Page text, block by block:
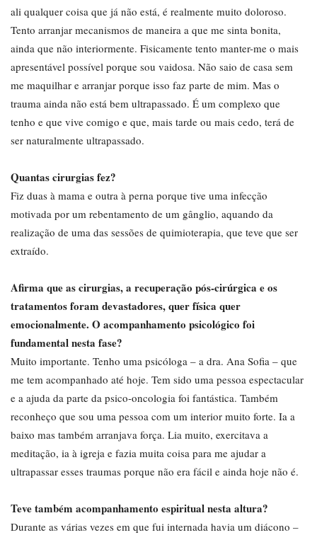
ali qualquer coisa que já não está, é realmente muito doloroso.
Tento arranjar mecanismos de maneira a que me sinta bonita,
ainda que não interiormente. Fisicamente tento manter-me o mais
apresentável possível porque sou vaidosa. Não saio de casa sem
me maquilhar e arranjar porque isso faz parte de mim. Mas o
trauma ainda não está bem ultrapassado. É um complexo que
tenho e que vive comigo e que, mais tarde ou mais cedo, terá de
ser naturalmente ultrapassado.
Quantas cirurgias fez?
Fiz duas à mama e outra à perna porque tive uma infecção
motivada por um rebentamento de um gânglio, aquando da
realização de uma das sessões de quimioterapia, que teve que ser
extraído.
Afirma que as cirurgias, a recuperação pós-cirúrgica e os
tratamentos foram devastadores, quer física quer
emocionalmente. O acompanhamento psicológico foi
fundamental nesta fase?
Muito importante. Tenho uma psicóloga – a dra. Ana Sofia – que
me tem acompanhado até hoje. Tem sido uma pessoa espectacular
e a ajuda da parte da psico-oncologia foi fantástica. Também
reconheço que sou uma pessoa com um interior muito forte. Ia a
baixo mas também arranjava força. Lia muito, exercitava a
meditação, ia à igreja e fazia muita coisa para me ajudar a
ultrapassar esses traumas porque não era fácil e ainda hoje não é.
Teve também acompanhamento espiritual nesta altura?
Durante as várias vezes em que fui internada havia um diácono –